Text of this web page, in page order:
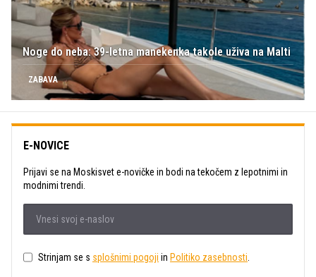
Noge do neba: 39-letna manekenka takole uživa na Malti
ZABAVA
E-NOVICE
Prijavi se na Moskisvet e-novičke in bodi na tekočem z lepotnimi in
modnimi trendi.
Strinjam se s splošnimi pogoji in Politiko zasebnosti